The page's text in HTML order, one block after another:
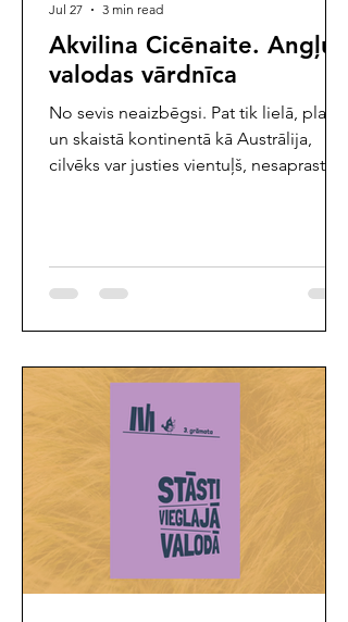
Akvilina Cicēnaite. Angļu
valodas vārdnīca
No sevis neaizbēgsi. Pat tik lielā, plašā
un skaistā kontinentā kā Austrālija,
cilvēks var justies vientuļš, nesaprasts,
vairs neeksistē, ar vīru (kanādieti) dodas
no Sidnejas uz Brokenhilu un atpakaļ.
valstij, valodai, ģeogrāfiskai vietai, jo
esam tajā uzauguši un veidojušies? Bet
vai tāpēc vi
Jul 27
3 min read